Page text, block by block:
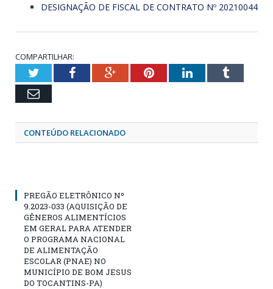
DESIGNAÇÃO DE FISCAL DE CONTRATO Nº 20210044
COMPARTILHAR:
TwitterFacebookGoogle+PinterestLinkedInTumblr
Email
CONTEÚDO RELACIONADO
PREGÃO ELETRÔNICO Nº
9.2023-033 (AQUISIÇÃO DE
GÊNEROS ALIMENTÍCIOS
EM GERAL PARA ATENDER
O PROGRAMA NACIONAL
DE ALIMENTAÇÃO
ESCOLAR (PNAE) NO
MUNICÍPIO DE BOM JESUS
DO TOCANTINS-PA)